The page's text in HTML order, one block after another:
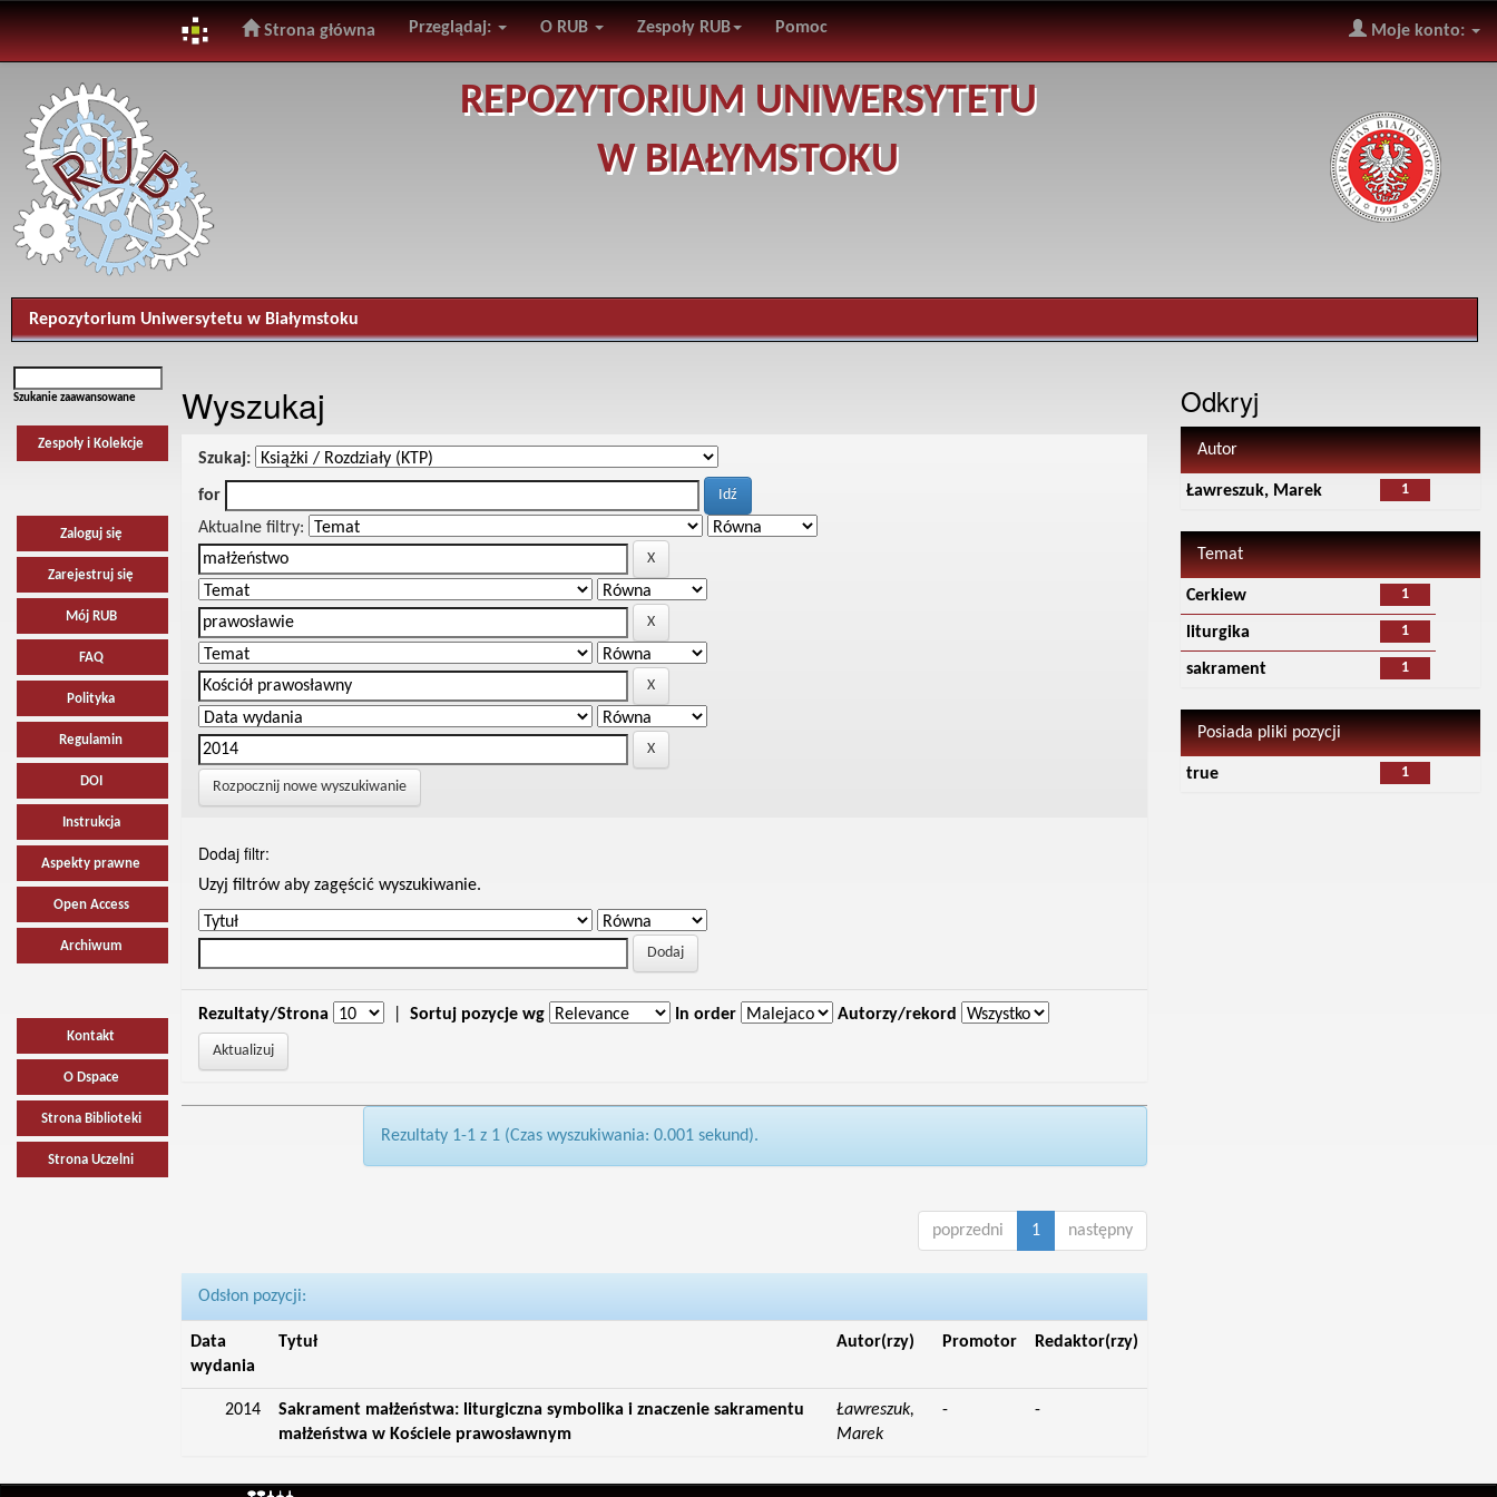
navigation
Strona główna Przeglądaj: O RUB Zespoły RUB Pomoc Moje konto:
REPOZYTORIUM UNIWERSYTETU
W BIAŁYMSTOKU
Repozytorium Uniwersytetu w Białymstoku
Szukanie zaawansowane
Zespoły i Kolekcje
Zaloguj się
Zarejestruj się
Mój RUB
FAQ
Polityka
Regulamin
DOI
Instrukcja
Aspekty prawne
Open Access
Archiwum
Kontakt
O Dspace
Strona Biblioteki
Strona Uczelni
Wyszukaj
Szukaj:
for
Aktualne filtry:
Rozpocznij nowe wyszukiwanie
Dodaj filtr:
Uzyj filtrów aby zagęścić wyszukiwanie.
Rezultaty/Strona Sortuj pozycje wg In order Autorzy/rekord
Rezultaty 1-1 z 1 (Czas wyszukiwania: 0.001 sekund).
poprzedni 1 następny
Odsłon pozycji:
Data
wydania
Tytuł Autor(rzy) Promotor Redaktor(rzy)
2014
Sakrament małżeństwa: liturgiczna symbolika i znaczenie sakramentu
małżeństwa w Kościele prawosławnym
Ławreszuk,
Marek
- -
Odkryj
Autor
1
Ławreszuk, Marek
Temat
1
Cerkiew
1
liturgika
1
sakrament
Posiada pliki pozycji
1
true